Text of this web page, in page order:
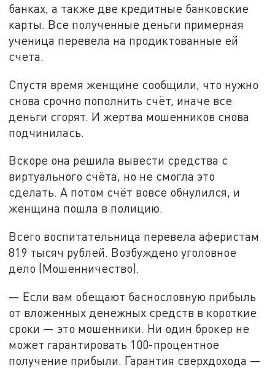
банках, а также две кредитные банковские
карты. Все полученные деньги примерная
ученица перевела на продиктованные ей
счета.
Спустя время женщине сообщили, что нужно
снова срочно пополнить счёт, иначе все
деньги сгорят. И жертва мошенников снова
подчинилась.
Вскоре она решила вывести средства с
виртуального счёта, но не смогла это
сделать. А потом счёт вовсе обнулился, и
женщина пошла в полицию.
Всего воспитательница перевела аферистам
819 тысяч рублей. Возбуждено уголовное
дело (Мошенничество).
— Если вам обещают баснословную прибыль
от вложенных денежных средств в короткие
сроки — это мошенники. Ни один брокер не
может гарантировать 100-процентное
получение прибыли. Гарантия сверхдохода —